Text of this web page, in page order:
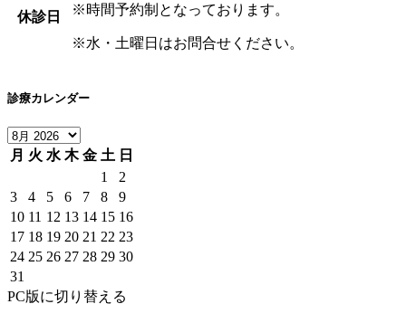
休診日 ※時間予約制となっております。
※水・土曜日はお問合せください。
診療カレンダー
月 火 水 木 金 土 日
1
2
3
4 5 6 7 8
9
10 11 12 13 14 15 16
17 18 19 20 21 22 23
24 25 26 27 28 29 30
31
PC版に切り替える